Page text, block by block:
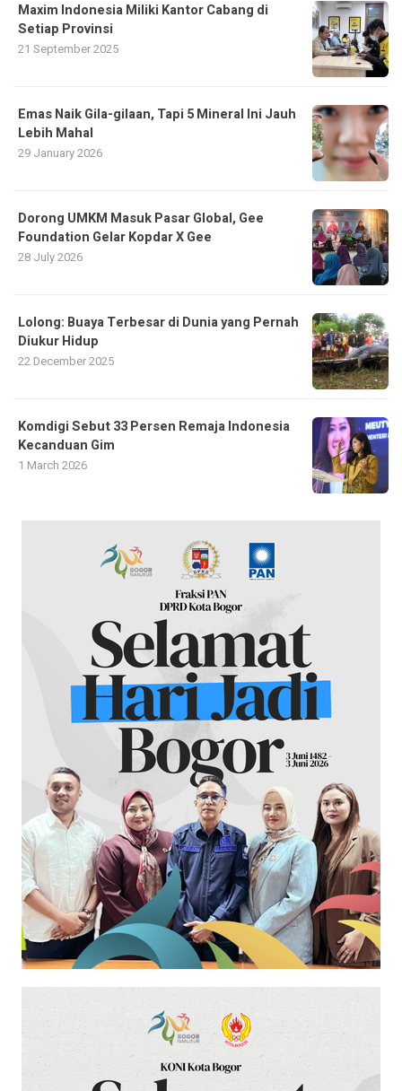
Maxim Indonesia Miliki Kantor Cabang di
Setiap Provinsi
21 September 2025
Emas Naik Gila-gilaan, Tapi 5 Mineral Ini Jauh
Lebih Mahal
29 January 2026
Dorong UMKM Masuk Pasar Global, Gee
Foundation Gelar Kopdar X Gee
28 July 2026
Lolong: Buaya Terbesar di Dunia yang Pernah
Diukur Hidup
22 December 2025
Komdigi Sebut 33 Persen Remaja Indonesia
Kecanduan Gim
1 March 2026